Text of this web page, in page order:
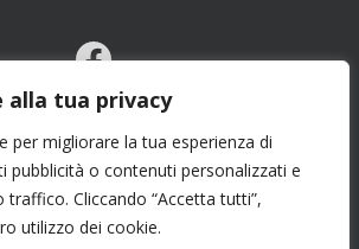
alla tua privacy
per migliorare la tua esperienza di
pubblicità o contenuti personalizzati e
traffico. Cliccando “Accetta tutti”,
utilizzo dei cookie.
Facebook
Email
X